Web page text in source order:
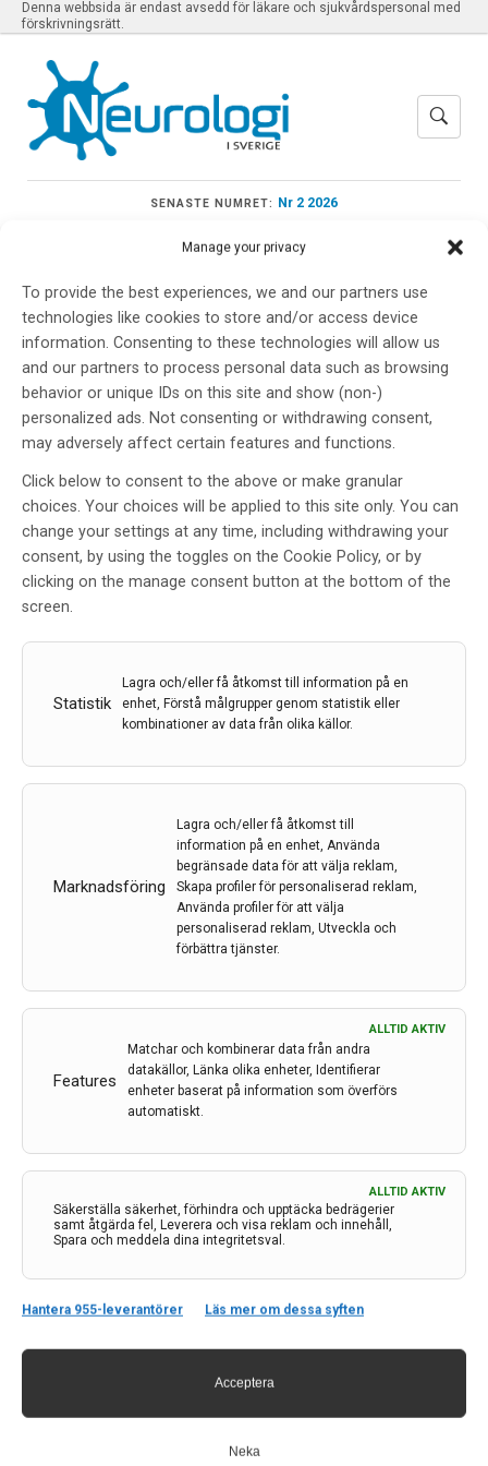
Manage your privacy
To provide the best experiences, we and our partners use
technologies like cookies to store and/or access device
information. Consenting to these technologies will allow us
and our partners to process personal data such as browsing
behavior or unique IDs on this site and show (non-)
personalized ads. Not consenting or withdrawing consent,
may adversely affect certain features and functions.
Click below to consent to the above or make granular
choices. Your choices will be applied to this site only. You can
change your settings at any time, including withdrawing your
consent, by using the toggles on the Cookie Policy, or by
clicking on the manage consent button at the bottom of the
screen.
Statistik
Lagra och/eller få åtkomst till information på en
enhet, Förstå målgrupper genom statistik eller
kombinationer av data från olika källor.
Marknadsföring
Lagra och/eller få åtkomst till
information på en enhet, Använda
begränsade data för att välja reklam,
Skapa profiler för personaliserad reklam,
Använda profiler för att välja
personaliserad reklam, Utveckla och
förbättra tjänster.
Features
ALLTID AKTIV
Matchar och kombinerar data från andra
datakällor, Länka olika enheter, Identifierar
enheter baserat på information som överförs
automatiskt.
Säkerställa säkerhet, förhindra och upptäcka bedrägerier
samt åtgärda fel, Leverera och visa reklam och innehåll,
Spara och meddela dina integritetsval.
ALLTID AKTIV
Hantera 955-leverantörer Läs mer om dessa syften
Acceptera
Neka
Denna webbsida är endast avsedd för läkare och sjukvårdspersonal med
förskrivningsrätt.
SENASTE NUMRET: Nr 2 2026
Meny
SOD1 genen
​Ny forskning om läkemedel mot
ALS
AvRegion västerbotten
Västerbotten,SOD1 genen,Umeå Universitet
Ett genombrott för ALS-forskning kan vara på gång. En
Kontakt
Neurologi i Sverige
c/o Forskaren Office Hub
113 68 Stockholm
nis@pharma-industry.se